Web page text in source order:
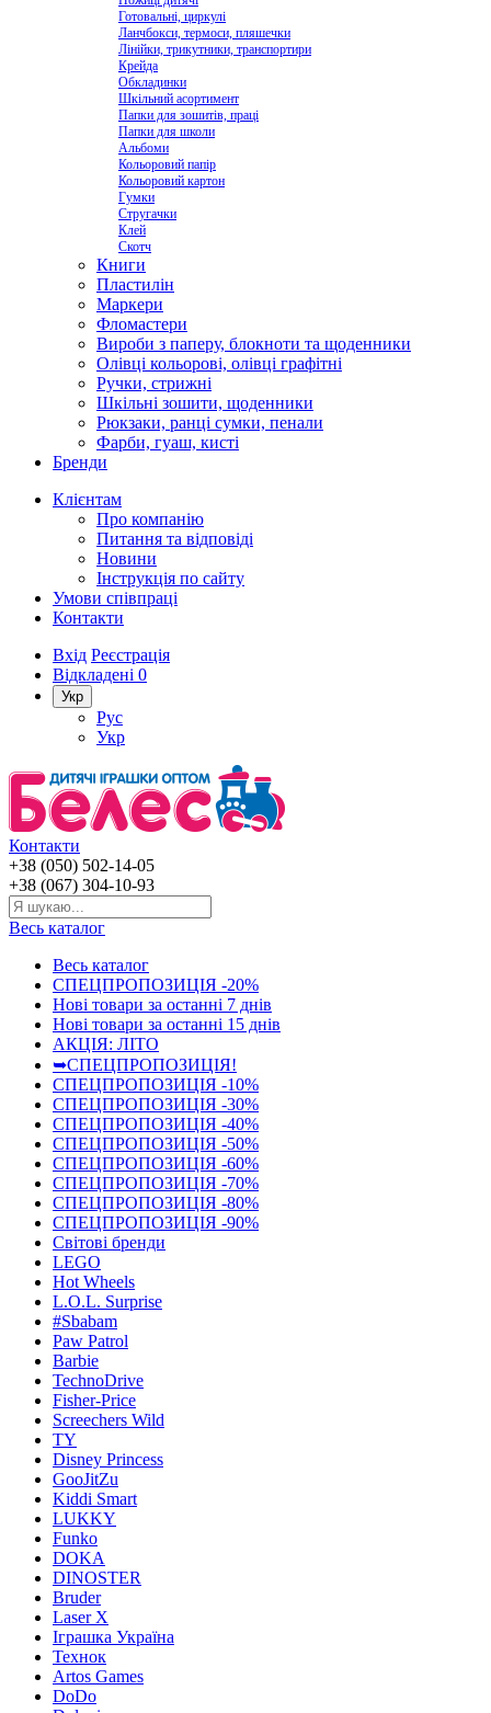
Готовальні, циркулі
Ланчбокси, термоси, пляшечки
Лінійки, трикутники, транспортири
Крейда
Обкладинки
Шкільний асортимент
Папки для зошитів, праці
Папки для школи
Альбоми
Кольоровий папір
Кольоровий картон
Гумки
Стругачки
Клей
Скотч
Книги
Пластилін
Маркери
Фломастери
Вироби з паперу, блокноти та щоденники
Олівці кольорові, олівці графітні
Ручки, стрижні
Шкільні зошити, щоденники
Рюкзаки, ранці сумки, пенали
Фарби, гуаш, кисті
Бренди
Клієнтам
Про компанію
Питання та відповіді
Новини
Інструкція по сайту
Умови співпраці
Контакти
Вхід Реєстрація
Відкладені 0
Укр
Рус
Укр
Контакти
+38 (050) 502-14-05
+38 (067) 304-10-93
Весь каталог
Весь каталог
СПЕЦПРОПОЗИЦІЯ -20%
Нові товари за останнi 7 днiв
Нові товари за останнi 15 днiв
АКЦІЯ: ЛІТО
➥СПЕЦПРОПОЗИЦІЯ!
СПЕЦПРОПОЗИЦІЯ -10%
СПЕЦПРОПОЗИЦІЯ -30%
СПЕЦПРОПОЗИЦІЯ -40%
СПЕЦПРОПОЗИЦІЯ -50%
СПЕЦПРОПОЗИЦІЯ -60%
СПЕЦПРОПОЗИЦІЯ -70%
СПЕЦПРОПОЗИЦІЯ -80%
СПЕЦПРОПОЗИЦІЯ -90%
Світові бренди
LEGO
Hot Wheels
L.O.L. Surprise
#Sbabam
Paw Patrol
Barbie
TechnoDrive
Fisher-Price
Screechers Wild
TY
Disney Princess
GooJitZu
Kiddi Smart
LUKKY
Funko
DOKA
DINOSTER
Bruder
Laser X
Іграшка Україна
Технок
Artos Games
DoDo